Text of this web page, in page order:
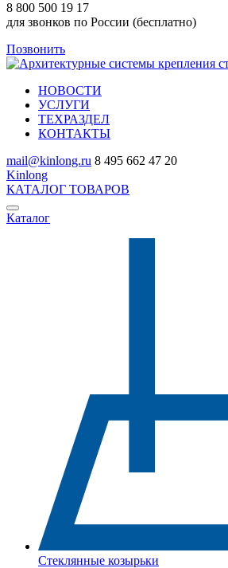
8 800 500 19 17
для звонков по России (бесплатно)
Позвонить
НОВОСТИ
УСЛУГИ
ТЕХРАЗДЕЛ
КОНТАКТЫ
mail@kinlong.ru 8 495 662 47 20
Kinlong
КАТАЛОГ ТОВАРОВ
Каталог
Стеклянные козырьки